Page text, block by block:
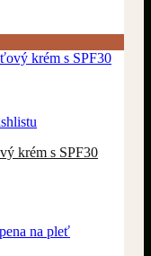
krém s SPF30